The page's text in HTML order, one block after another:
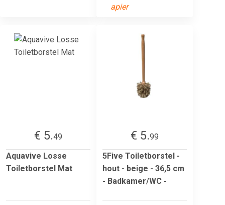
apier
€ 5.49
Aquavive Losse
Toiletborstel Mat
€ 5.99
5Five Toiletborstel -
hout - beige - 36,5 cm
- Badkamer/WC -